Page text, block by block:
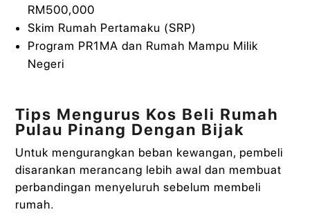
RM500,000
Skim Rumah Pertamaku (SRP)
Program PR1MA dan Rumah Mampu Milik
Negeri
Tips Mengurus Kos Beli Rumah
Pulau Pinang Dengan Bijak
Untuk mengurangkan beban kewangan, pembeli
disarankan merancang lebih awal dan membuat
perbandingan menyeluruh sebelum membeli
rumah.